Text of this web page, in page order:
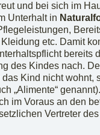
und bei sich im
Unterhalt in
etc. Damit
bereits
des Kindes nach.
Kind nicht wohnt,
„Alimente“
im Voraus an den
Vertreter